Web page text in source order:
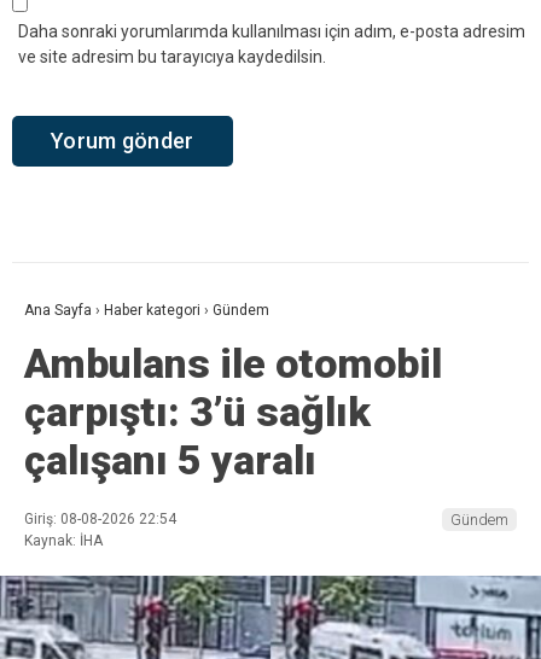
Daha sonraki yorumlarımda kullanılması için adım, e-posta adresim
ve site adresim bu tarayıcıya kaydedilsin.
Ana Sayfa › Haber kategori › Gündem
Ambulans ile otomobil
çarpıştı: 3’ü sağlık
çalışanı 5 yaralı
Giriş: 08-08-2026 22:54
Kaynak: İHA
Gündem